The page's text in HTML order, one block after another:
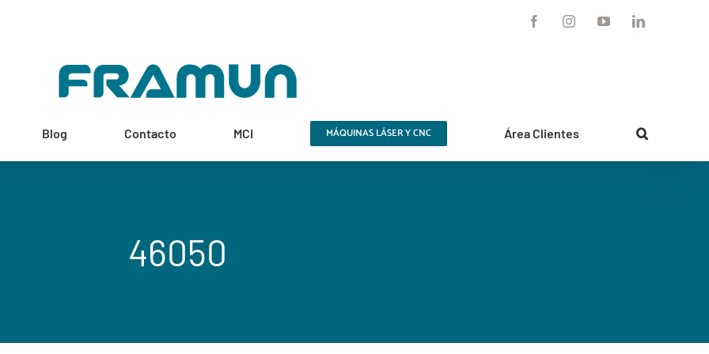
FacebookInstagramYouTubeLinkedIn
Blog Contacto MCI MÁQUINAS LÁSER Y CNC Área Clientes
46050